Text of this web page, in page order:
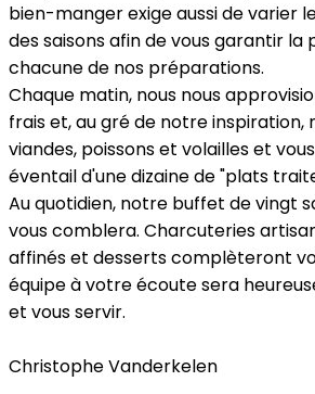
bien-manger exige aussi de varier
des saisons afin de vous garantir la
chacune de nos préparations.
Chaque matin, nous nous
frais et, au gré de notre inspiration,
viandes, poissons et volailles et
éventail d'une dizaine de "plats
Au quotidien, notre buffet de vingt
vous comblera. Charcuteries
affinés et desserts complèteront
équipe à votre écoute sera
et vous servir.
Christophe Vanderkelen